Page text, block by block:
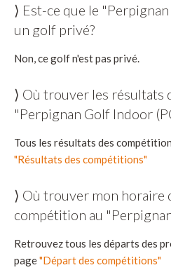
⟩ Est-ce que le
un golf privé?
Non, ce golf n'est pas privé.
⟩ Où trouver les résultats
"Perpignan Golf Indoor
Tous les résultats des
"Résultats des compétitions"
⟩ Où trouver mon horaire
compétition au
Retrouvez tous les départs des
page"Départ des compétitions"